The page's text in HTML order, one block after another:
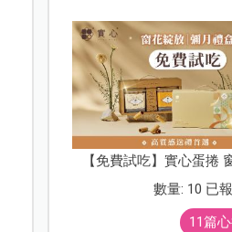
【免費試吃】實心蛋捲
數量: 10 已
11篇